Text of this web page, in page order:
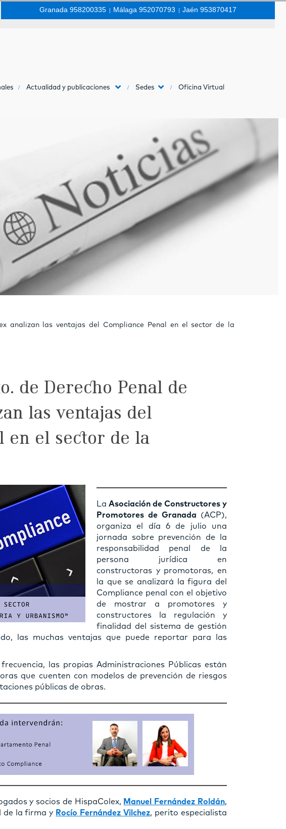
Granada 958200335 | Málaga 952070793 | Jaén 953870417
Actualidad y publicaciones Sedes Oficina Virtual
analizan las ventajas del Compliance Penal en el sector de la
de Derecho Penal de
las ventajas del
en el sector de la
La Asociación de Constructores y
Promotores de Granada (ACP),
organiza el día 6 de julio una
jornada sobre prevención de la
responsabilidad penal de la
persona jurídica en
constructoras y promotoras, en
la que se analizará la figura del
Compliance penal con el objetivo
de mostrar a promotores y
constructores la regulación y
finalidad del sistema de gestión
las muchas ventajas que puede reportar para las
las propias Administraciones Públicas están
que cuenten con modelos de prevención de riesgos
públicas de obras.
y socios de HispaColex, Manuel Fernández Roldán,
de la firma y Rocío Fernández Vilchez, perito especialista